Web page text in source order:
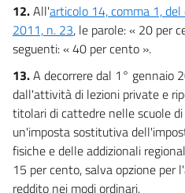
12.All'articolo 14, comma 1,
2011, n. 23, le parole: « 20 per
seguenti: « 40 per cento ».
13.A decorrere dal 1° gennaio
dall'attività di lezioni private e
titolari di cattedre nelle scuole
un'imposta sostitutiva
fisiche e delle addizionali
15 per cento, salva opzione per
reddito nei modi ordinari.